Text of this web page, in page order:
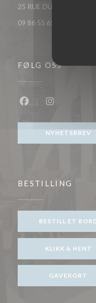
25 RUE DU ROI DE
09 86 55 65 65
FØLG OSS
NYHETSBREV
BESTILLING
BESTILL ET
KLIKK & HENT
GAVEKORT